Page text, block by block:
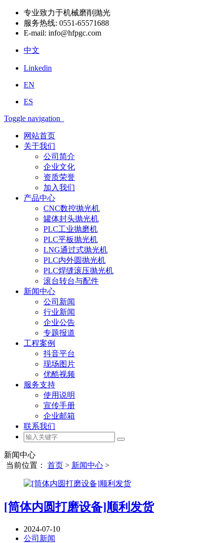
专业致力于机械磨削抛光
服务热线: 0551-65571688
E-mail: info@hfpgc.com
中文
Linkedin
EN
ES
Toggle navigation
网站首页
关于我们
公司简介
企业文化
资质荣誉
加入我们
产品中心
CNC数控抛光机
罐体封头抛光机
PLC工业抛磨机
PLC平板抛光机
LNG通过式抛光机
PLC内外圆抛光机
PLC焊缝滚压抛光机
滚台转台与配件
新闻中心
公司新闻
行业新闻
企业公告
专题报道
工程案例
抖音平台
现场图片
优酷视频
服务支持
使用说明
宣传手册
企业邮箱
联系我们
新闻中心
当前位置： 首页 > 新闻中心 >
[筒体内圆打磨设备]顺利发货
2024-07-10
公司新闻